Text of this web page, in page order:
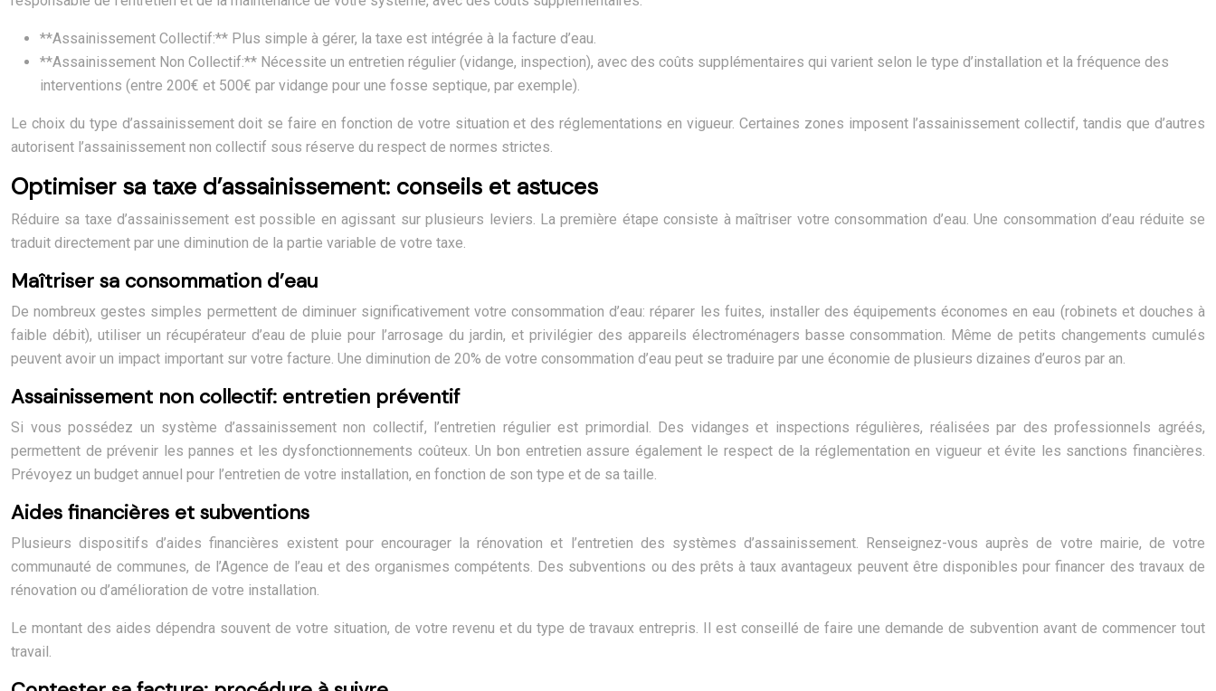
**Assainissement Collectif:** Plus simple à gérer, la taxe est intégrée à la facture d’eau.
**Assainissement Non Collectif:** Nécessite un entretien régulier (vidange, inspection), avec des coûts supplémentaires qui varient selon le type d’installation et la fréquence des
interventions (entre 200€ et 500€ par vidange pour une fosse septique, par exemple).
Le choix du type d’assainissement doit se faire en fonction de votre situation et des réglementations en vigueur. Certaines zones imposent l’assainissement collectif, tandis que d’autres
autorisent l’assainissement non collectif sous réserve du respect de normes strictes.
Optimiser sa taxe d’assainissement: conseils et astuces
Réduire sa taxe d’assainissement est possible en agissant sur plusieurs leviers. La première étape consiste à maîtriser votre consommation d’eau. Une consommation d’eau réduite se
traduit directement par une diminution de la partie variable de votre taxe.
Maîtriser sa consommation d’eau
De nombreux gestes simples permettent de diminuer significativement votre consommation d’eau: réparer les fuites, installer des équipements économes en eau (robinets et douches à
faible débit), utiliser un récupérateur d’eau de pluie pour l’arrosage du jardin, et privilégier des appareils électroménagers basse consommation. Même de petits changements cumulés
peuvent avoir un impact important sur votre facture. Une diminution de 20% de votre consommation d’eau peut se traduire par une économie de plusieurs dizaines d’euros par an.
Assainissement non collectif: entretien préventif
Si vous possédez un système d’assainissement non collectif, l’entretien régulier est primordial. Des vidanges et inspections régulières, réalisées par des professionnels agréés,
permettent de prévenir les pannes et les dysfonctionnements coûteux. Un bon entretien assure également le respect de la réglementation en vigueur et évite les sanctions financières.
Prévoyez un budget annuel pour l’entretien de votre installation, en fonction de son type et de sa taille.
Aides financières et subventions
Plusieurs dispositifs d’aides financières existent pour encourager la rénovation et l’entretien des systèmes d’assainissement. Renseignez-vous auprès de votre mairie, de votre
communauté de communes, de l’Agence de l’eau et des organismes compétents. Des subventions ou des prêts à taux avantageux peuvent être disponibles pour financer des travaux de
rénovation ou d’amélioration de votre installation.
Le montant des aides dépendra souvent de votre situation, de votre revenu et du type de travaux entrepris. Il est conseillé de faire une demande de subvention avant de commencer tout
travail.